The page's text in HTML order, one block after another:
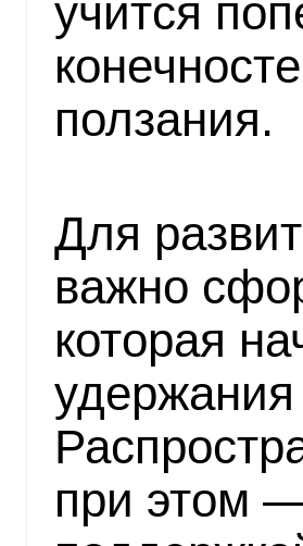
учится
ползания.
Для
важно
которая
удержания
при этом